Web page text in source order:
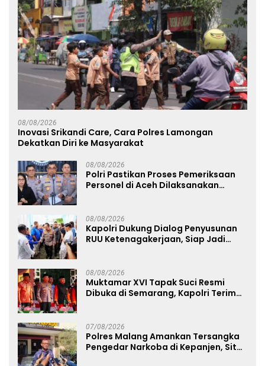
08/08/2026
Inovasi Srikandi Care, Cara Polres Lamongan
Dekatkan Diri ke Masyarakat
08/08/2026
Polri Pastikan Proses Pemeriksaan
Personel di Aceh Dilaksanakan
08/08/2026
Kapolri Dukung Dialog Penyusunan
RUU Ketenagakerjaan, Siap Jadi
08/08/2026
Muktamar XVI Tapak Suci Resmi
Dibuka di Semarang, Kapolri Terima
07/08/2026
Polres Malang Amankan Tersangka
Pengedar Narkoba di Kepanjen, Sita